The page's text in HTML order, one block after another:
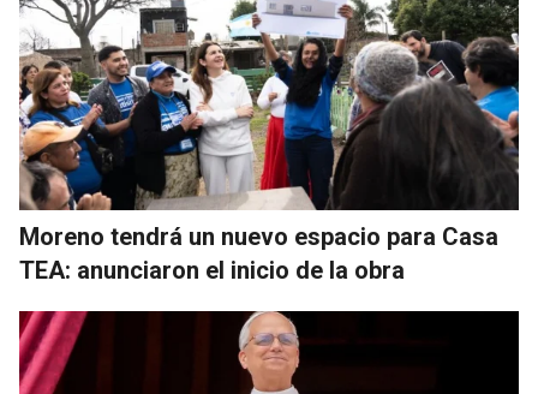
Moreno tendrá un nuevo espacio para Casa
TEA: anunciaron el inicio de la obra